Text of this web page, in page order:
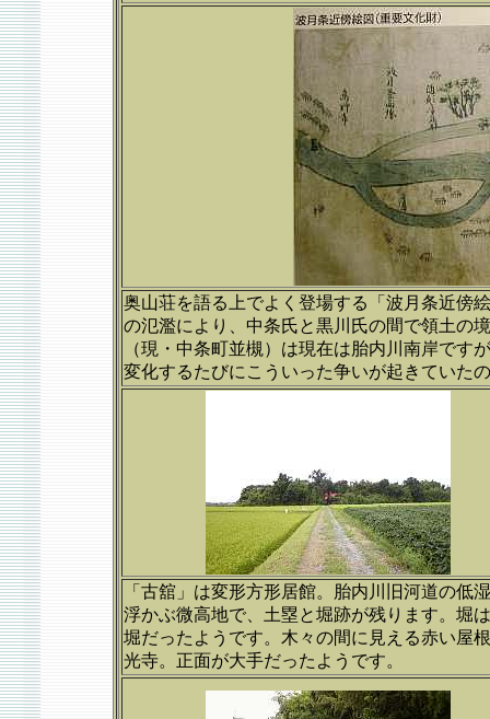
奥山荘を語る上でよく登場する「波月条近傍
の氾濫により、中条氏と黒川氏の間で領土の
（現・中条町並槻）は現在は胎内川南岸で
変化するたびにこういった争いが起きていた
「古舘」は変形方形居館。胎内川旧河道の低
浮かぶ微高地で、土塁と堀跡が残ります。堀
堀だったようです。木々の間に見える赤い屋
光寺。正面が大手だったようです。